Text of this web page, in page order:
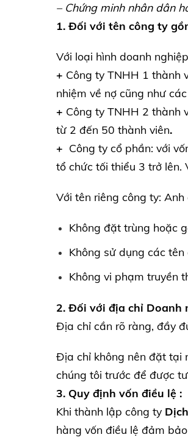
– Chứng minh nhân dân
1. Đối với tên công ty
Với loại hình doanh
+ Công ty TNHH 1 thành
nhiệm về nợ cũng như
+ Công ty TNHH 2 thành
từ 2 đến 50 thành viên.
+ Công ty cổ phần: với
tổ chức tối thiểu 3 trở lên.
Với tên riêng công ty:
Không đặt trùng hoặc
Không sử dụng các
Không vi phạm truyền
2. Đối với địa chỉ Doanh
Địa chỉ cần rõ ràng, đầy
Địa chỉ không nên đặt tại
chúng tôi trước để được
3. Quy định vốn điều lệ :
Khi thành lập công ty
hàng vốn điều lệ đảm